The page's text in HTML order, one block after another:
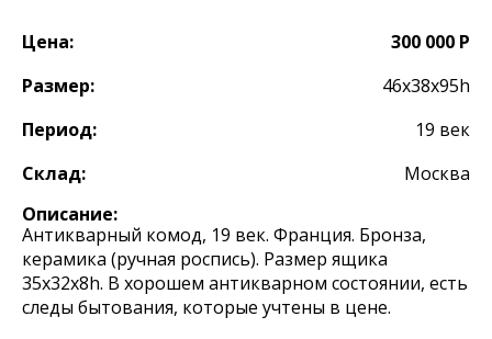
Цена:
300 000 Р
Размер:
46x38x95h
Период:
19 век
Склад:
Москва
Описание:
Антикварный комод, 19 век. Франция. Бронза,
керамика (ручная роспись). Размер ящика
35х32х8h. В хорошем антикварном состоянии, есть
следы бытования, которые учтены в цене.